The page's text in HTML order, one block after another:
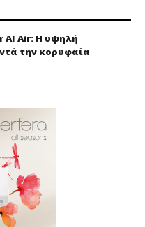
AI Air: Η υψηλή
την κορυφαία